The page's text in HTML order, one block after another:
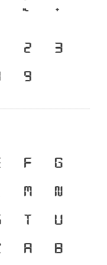
๒
๓
๙
F
G
M
N
T
U
a
b